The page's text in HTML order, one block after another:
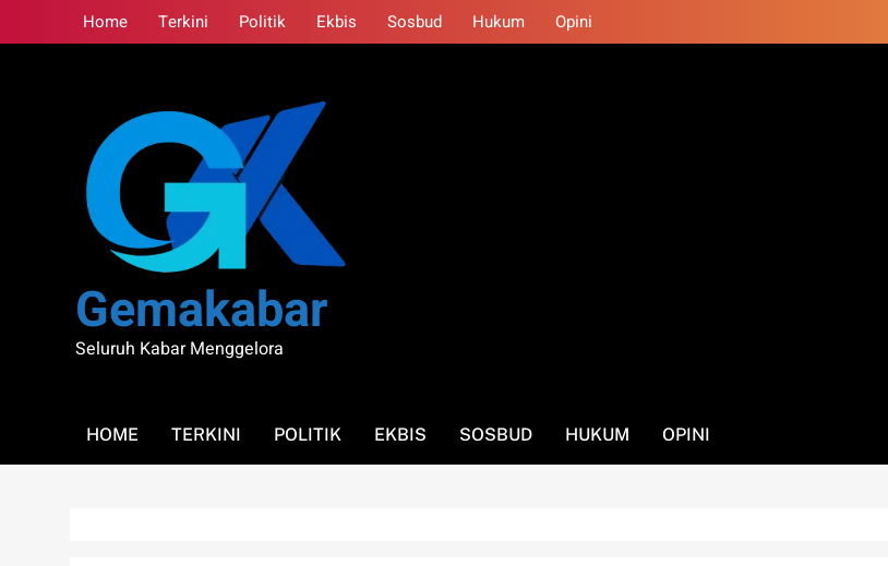
to
Home Terkini Politik Ekbis Sosbud Hukum Opini
Gemakabar
Seluruh Kabar Menggelora
HOME TERKINI POLITIK EKBIS SOSBUD HUKUM OPINI